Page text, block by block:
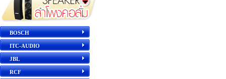
BOSCH
ITC-AUDIO
JBL
RCF